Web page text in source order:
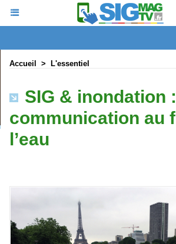
Accueil > L'essentiel
SIG & inondation
communication au
l’eau